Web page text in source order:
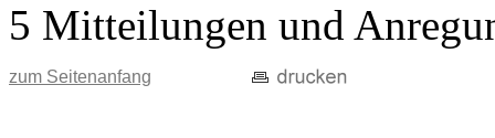
5 Mitteilungen und
zum Seitenanfang